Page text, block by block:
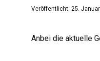
Veröffentlicht: 25. Januar
Anbei die aktuelle